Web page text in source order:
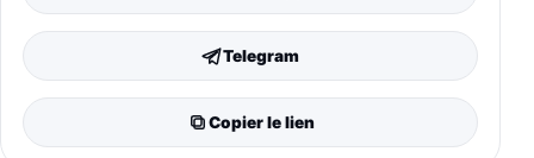
Telegram
Copier le lien